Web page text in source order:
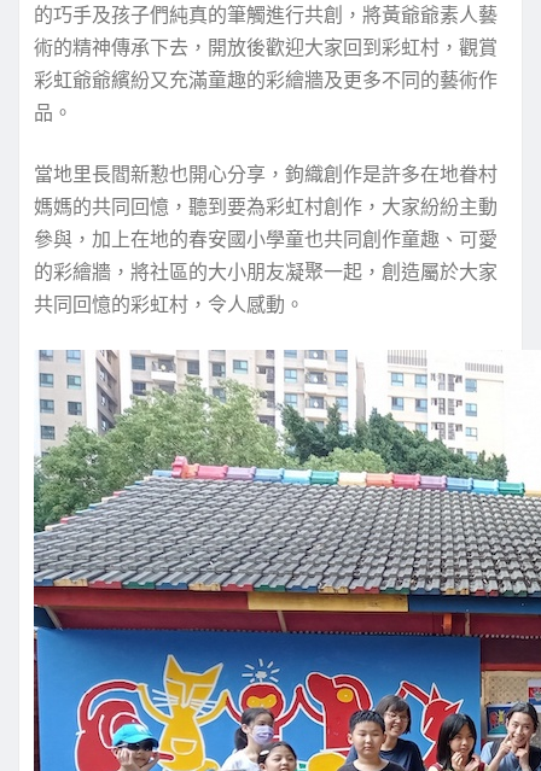
的巧手及孩子們純真的筆觸進行共創，將黃爺爺素人藝
術的精神傳承下去，開放後歡迎大家回到彩虹村，觀賞
彩虹爺爺繽紛又充滿童趣的彩繪牆及更多不同的藝術作
品。
當地里長閻新懃也開心分享，鉤織創作是許多在地眷村
媽媽的共同回憶，聽到要為彩虹村創作，大家紛紛主動
參與，加上在地的春安國小學童也共同創作童趣、可愛
的彩繪牆，將社區的大小朋友凝聚一起，創造屬於大家
共同回憶的彩虹村，令人感動。